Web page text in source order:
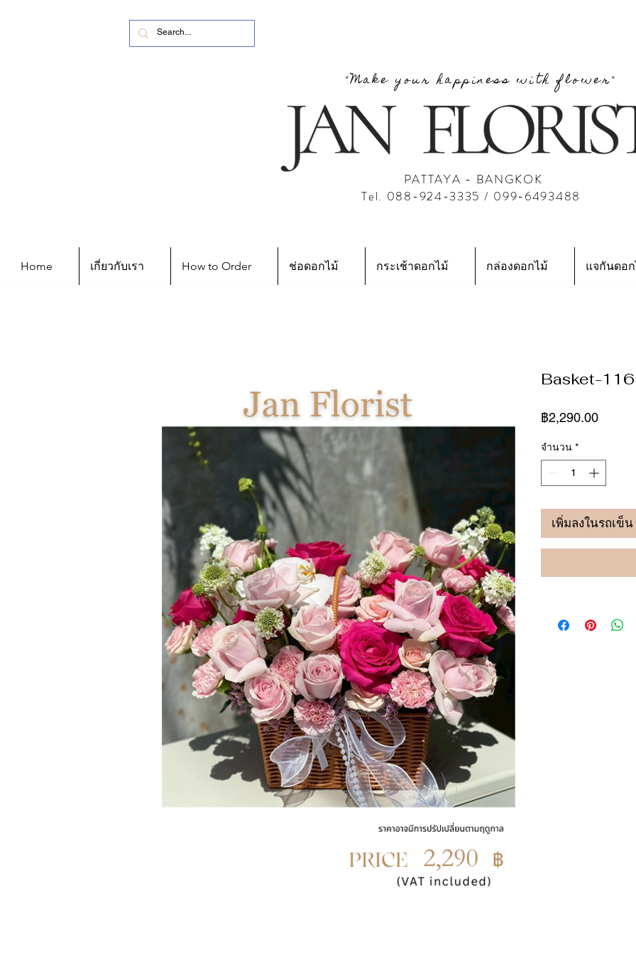
"Make your happiness with flower"
PATTAYA - BANGKOK
Tel. 088-924-3335 / 099-6493488
Home เกี่ยวกับเรา How to Order ช่อดอกไม้ กระเช้าดอกไม้ กล่องดอกไม้ แจกันดอ
Basket-116
฿2,290.00ราคา
จำนวน *
เพิ่มลงในรถเข็น